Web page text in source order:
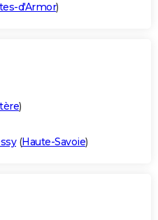
d'Armor)
)
(Haute-Savoie)